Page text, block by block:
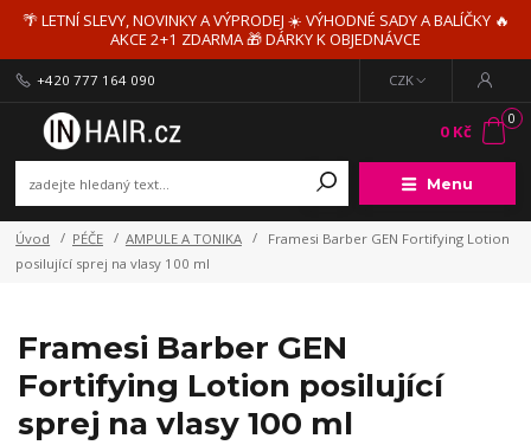
🌴 LETNÍ SLEVY, NOVINKY A VÝPRODEJ ☀️ VÝHODNÉ SADY A BALÍČKY 🔥
AKCE 2+1 ZDARMA 🎁 DÁRKY K OBJEDNÁVCE
Menu
CZK
+420 777 164 090
0
0 Kč
Úvod PÉČE AMPULE A TONIKA
Framesi Barber GEN Fortifying Lotion
posilující sprej na vlasy 100 ml
Framesi Barber GEN
Fortifying Lotion posilující
sprej na vlasy 100 ml